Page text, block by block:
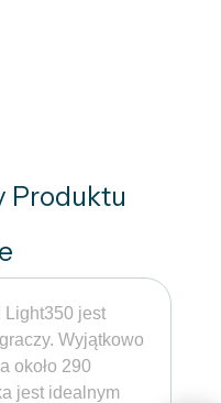
Produktu
Light350 jest
Wyjątkowo
około 290
jest idealnym